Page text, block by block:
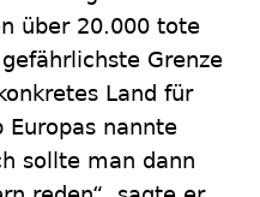
über 20.000 tote
Grenze
Land für
Europas nannte
sollte man dann